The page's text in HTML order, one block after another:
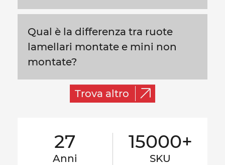
27
Anni
15000+
SKU
Qual è la differenza tra ruote
lamellari montate e mini non
montate?
Trova altro